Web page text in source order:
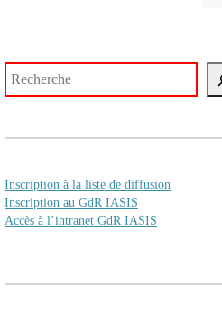
Inscription à la liste de diffusion
Inscription au GdR IASIS
Accès à l’intranet GdR IASIS